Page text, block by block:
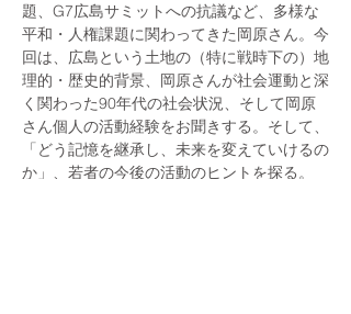
題、G7広島サミットへの抗議など、多様な
平和・人権課題に関わってきた岡原さん。今
回は、広島という土地の（特に戦時下の）地
理的・歴史的背景、岡原さんが社会運動と深
く関わった90年代の社会状況、そして岡原
さん個人の活動経験をお聞きする。そして、
「どう記憶を継承し、未来を変えていけるの
か」、若者の今後の活動のヒントを探る。